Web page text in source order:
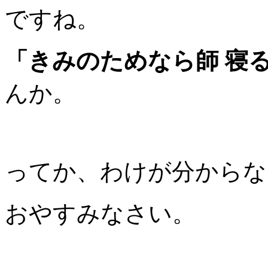
ですね。
「きみのためなら師 寝
んか。
ってか、わけが分から
おやすみなさい。